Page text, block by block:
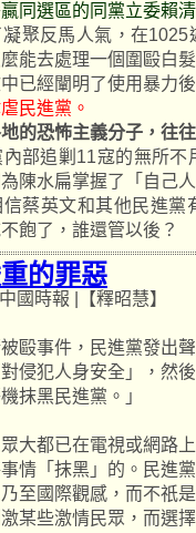
同選區的同黨立委賴清
聚反馬人氣，在
能去處理一個圍毆白髮
已經闡明了使用暴力
民進黨。
地的恐怖主義分子，往
部追剿11寇的無所
陳水扁掌握了「自己
蔡英文和其他民進黨
飽了，誰還管以後？
的罪惡
國時報 |【釋昭慧】
毆事件，民進黨發出
侵犯人身安全」，然
抹黑民進黨。」
大都已在電視或網路
情「抹黑」的。民進
至國際觀感，而不祇
某些激情民眾，而選